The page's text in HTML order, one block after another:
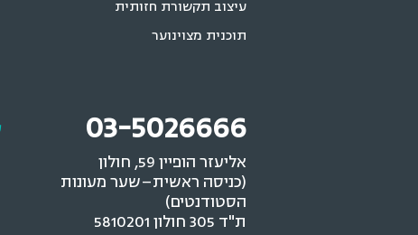
עיצוב תקשורת חזותית
תוכנית מצוינוער
03-5026666
אליעזר הופיין 59, חולון
(כניסה ראשית–שער מעונות
הסטודנטים)
ת"ד 305 חולון 5810201